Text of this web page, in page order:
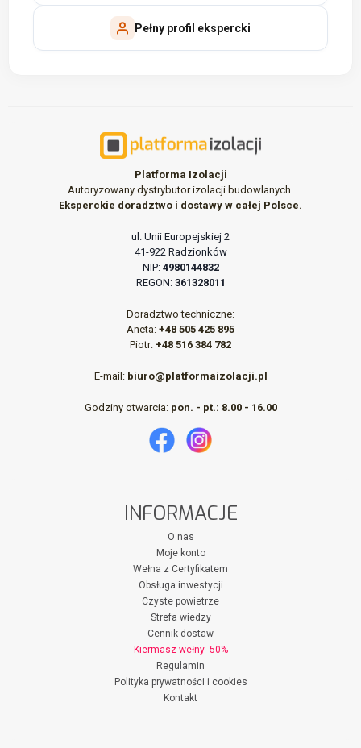
Pełny profil ekspercki
Platforma Izolacji
Autoryzowany dystrybutor izolacji budowlanych.
Eksperckie doradztwo i dostawy w całej Polsce.
ul. Unii Europejskiej 2
41-922 Radzionków
NIP: 4980144832
REGON: 361328011
Doradztwo techniczne:
Aneta: +48 505 425 895
Piotr: +48 516 384 782
E-mail: biuro@platformaizolacji.pl
Godziny otwarcia: pon. - pt.: 8.00 - 16.00
INFORMACJE
O nas
Moje konto
Wełna z Certyfikatem
Obsługa inwestycji
Czyste powietrze
Strefa wiedzy
Cennik dostaw
Kiermasz wełny -50%
Regulamin
Polityka prywatności i cookies
Kontakt